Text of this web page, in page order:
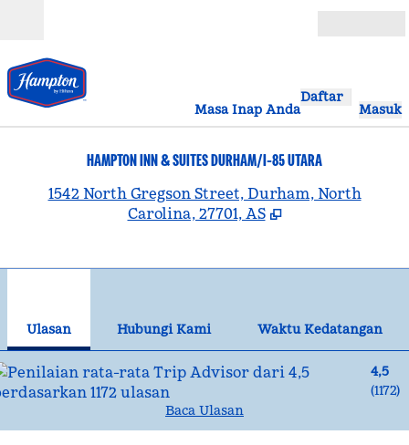
Masa Inap Anda
Daftar
Masuk
HAMPTON INN & SUITES DURHAM/I-85 UTARA
1542 North Gregson Street, Durham, North
Carolina, 27701, AS
Ulasan Hubungi Kami
Waktu Kedatangan
4,5
(1172)
Baca Ulasan